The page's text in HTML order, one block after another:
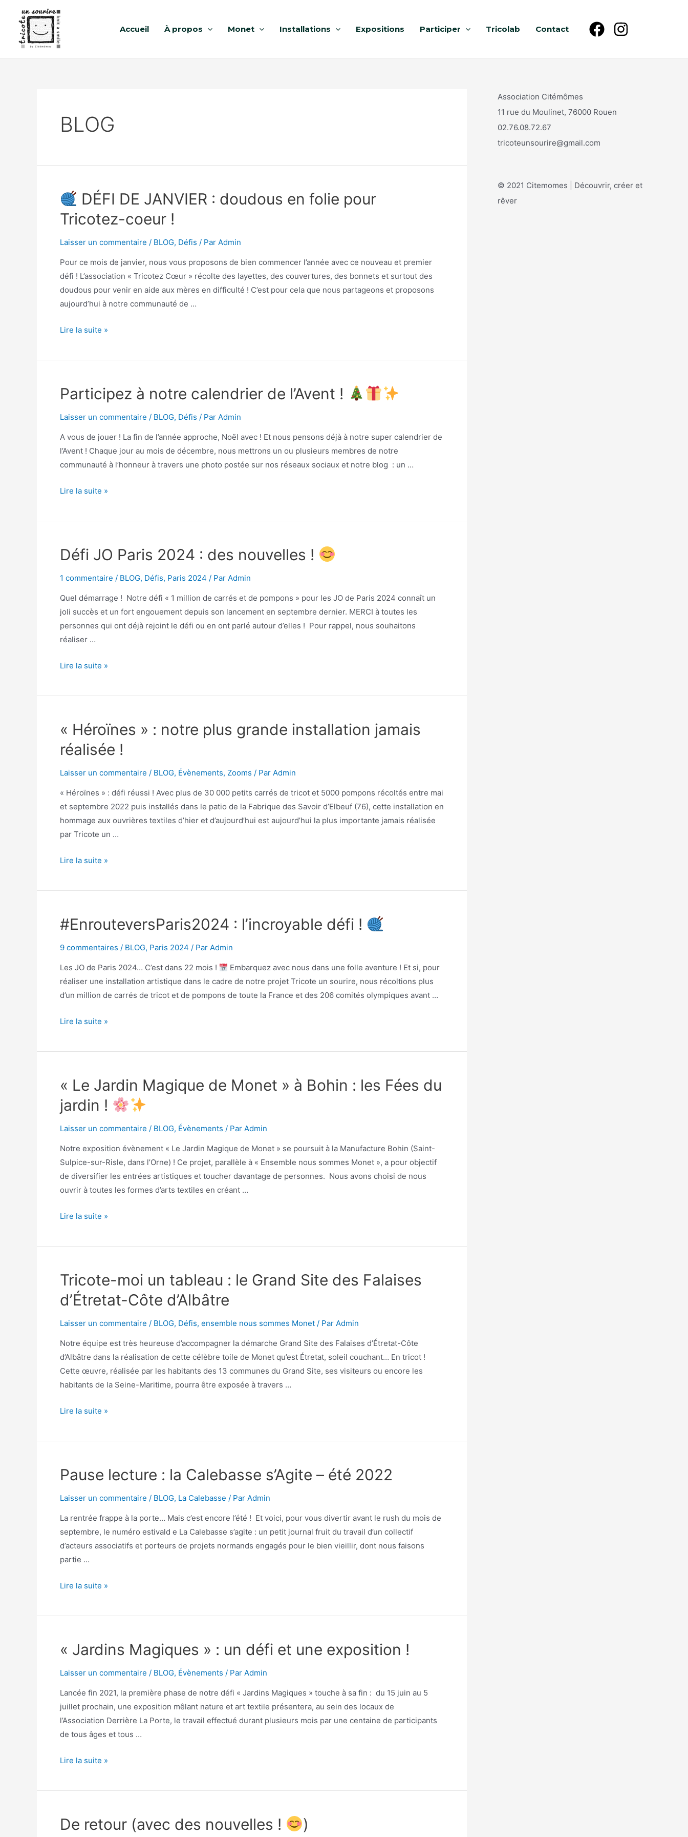
Accueil À propos Monet Installations Expositions Participer Tricolab Contact
BLOG
DÉFI DE JANVIER : doudous en folie pour
Tricotez-coeur !
Laisser un commentaire / BLOG, Défis / Par Admin
Pour ce mois de janvier, nous vous proposons de bien commencer l’année avec ce nouveau et premier
défi ! L’association « Tricotez Cœur » récolte des layettes, des couvertures, des bonnets et surtout des
doudous pour venir en aide aux mères en difficulté ! C’est pour cela que nous partageons et proposons
aujourd’hui à notre communauté de …
Lire la suite »
Participez à notre calendrier de l’Avent !
Laisser un commentaire / BLOG, Défis / Par Admin
A vous de jouer ! La fin de l’année approche, Noël avec ! Et nous pensons déjà à notre super calendrier de
l’Avent ! Chaque jour au mois de décembre, nous mettrons un ou plusieurs membres de notre
communauté à l’honneur à travers une photo postée sur nos réseaux sociaux et notre blog : un …
Lire la suite »
Défi JO Paris 2024 : des nouvelles !
1 commentaire / BLOG, Défis, Paris 2024 / Par Admin
Quel démarrage ! Notre défi « 1 million de carrés et de pompons » pour les JO de Paris 2024 connaît un
joli succès et un fort engouement depuis son lancement en septembre dernier. MERCI à toutes les
personnes qui ont déjà rejoint le défi ou en ont parlé autour d’elles ! Pour rappel, nous souhaitons
réaliser …
Lire la suite »
« Héroïnes » : notre plus grande installation jamais
réalisée !
Laisser un commentaire / BLOG, Évènements, Zooms / Par Admin
« Héroïnes » : défi réussi ! Avec plus de 30 000 petits carrés de tricot et 5000 pompons récoltés entre mai
et septembre 2022 puis installés dans le patio de la Fabrique des Savoir d’Elbeuf (76), cette installation en
hommage aux ouvrières textiles d’hier et d’aujourd’hui est aujourd’hui la plus importante jamais réalisée
par Tricote un …
Lire la suite »
#EnrouteversParis2024 : l’incroyable défi !
9 commentaires / BLOG, Paris 2024 / Par Admin
Les JO de Paris 2024… C’est dans 22 mois !
Embarquez avec nous dans une folle aventure ! Et si, pour
réaliser une installation artistique dans le cadre de notre projet Tricote un sourire, nous récoltions plus
d’un million de carrés de tricot et de pompons de toute la France et des 206 comités olympiques avant …
Lire la suite »
« Le Jardin Magique de Monet » à Bohin : les Fées du
jardin !
Laisser un commentaire / BLOG, Évènements / Par Admin
Notre exposition évènement « Le Jardin Magique de Monet » se poursuit à la Manufacture Bohin (Saint-
Sulpice-sur-Risle, dans l’Orne) ! Ce projet, parallèle à « Ensemble nous sommes Monet », a pour objectif
de diversifier les entrées artistiques et toucher davantage de personnes. Nous avons choisi de nous
ouvrir à toutes les formes d’arts textiles en créant …
Lire la suite »
Tricote-moi un tableau : le Grand Site des Falaises
d’Étretat-Côte d’Albâtre
Laisser un commentaire / BLOG, Défis, ensemble nous sommes Monet / Par Admin
Notre équipe est très heureuse d’accompagner la démarche Grand Site des Falaises d’Étretat-Côte
d’Albâtre dans la réalisation de cette célèbre toile de Monet qu’est Étretat, soleil couchant… En tricot !
Cette œuvre, réalisée par les habitants des 13 communes du Grand Site, ses visiteurs ou encore les
habitants de la Seine-Maritime, pourra être exposée à travers …
Lire la suite »
Pause lecture : la Calebasse s’Agite – été 2022
Laisser un commentaire / BLOG, La Calebasse / Par Admin
La rentrée frappe à la porte… Mais c’est encore l’été ! Et voici, pour vous divertir avant le rush du mois de
septembre, le numéro estivald e La Calebasse s’agite : un petit journal fruit du travail d’un collectif
d’acteurs associatifs et porteurs de projets normands engagés pour le bien vieillir, dont nous faisons
partie …
Lire la suite »
« Jardins Magiques » : un défi et une exposition !
Laisser un commentaire / BLOG, Évènements / Par Admin
Lancée fin 2021, la première phase de notre défi « Jardins Magiques » touche à sa fin : du 15 juin au 5
juillet prochain, une exposition mêlant nature et art textile présentera, au sein des locaux de
l’Association Derrière La Porte, le travail effectué durant plusieurs mois par une centaine de participants
de tous âges et tous …
Lire la suite »
De retour (avec des nouvelles ! )
Association Citémômes
11 rue du Moulinet, 76000 Rouen
02.76.08.72.67
tricoteunsourire@gmail.com
© 2021 Citemomes | Découvrir, créer et
rêver